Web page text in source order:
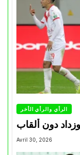
الرأي والرأي الأخر
دون ألقاب
Avril 30, 2026